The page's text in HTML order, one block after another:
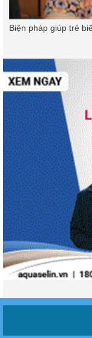
Biện pháp giúp trẻ